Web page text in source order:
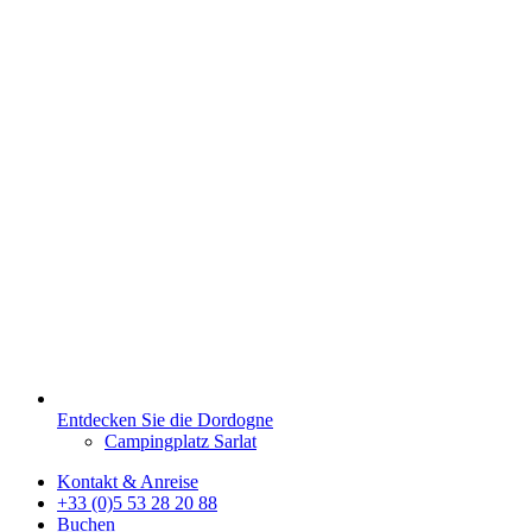
Entdecken Sie die Dordogne
Campingplatz Sarlat
Kontakt & Anreise
+33 (0)5 53 28 20 88
Buchen